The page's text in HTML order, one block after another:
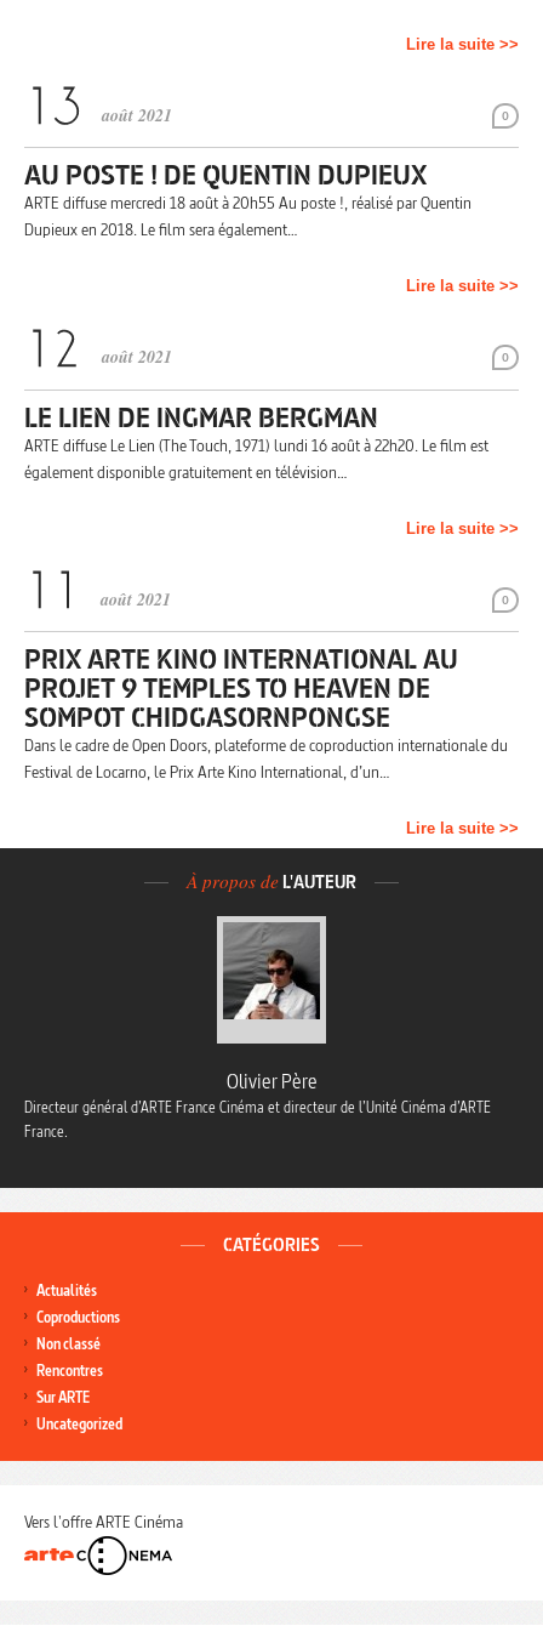
Lire la suite >>
0
août 2021
AU POSTE ! DE QUENTIN DUPIEUX
ARTE diffuse mercredi 18 août à 20h55 Au poste !, réalisé par Quentin
Dupieux en 2018. Le film sera également…
Lire la suite >>
0
août 2021
LE LIEN DE INGMAR BERGMAN
ARTE diffuse Le Lien (The Touch, 1971) lundi 16 août à 22h20. Le film est
également disponible gratuitement en télévision…
Lire la suite >>
0
août 2021
PRIX ARTE KINO INTERNATIONAL AU
PROJET 9 TEMPLES TO HEAVEN DE
SOMPOT CHIDGASORNPONGSE
Dans le cadre de Open Doors, plateforme de coproduction internationale du
Festival de Locarno, le Prix Arte Kino International, d’un…
Lire la suite >>
À propos de L'AUTEUR
Olivier Père
Directeur général d’ARTE France Cinéma et directeur de l’Unité Cinéma d’ARTE
France.
CATÉGORIES
Actualités
Coproductions
Non classé
Rencontres
Sur ARTE
Uncategorized
Vers l'offre ARTE Cinéma